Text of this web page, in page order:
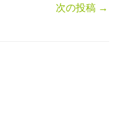
次の投稿 →